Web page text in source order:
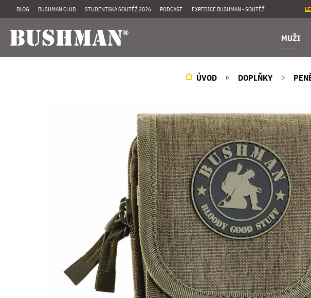
BLOG BUSHMAN CLUB STUDENTSKÁ SOUTĚŽ 2026 PODCAST EXPEDICE BUSHMAN - SOUTĚŽ
MUŽI
ÚVOD DOPLŇKY